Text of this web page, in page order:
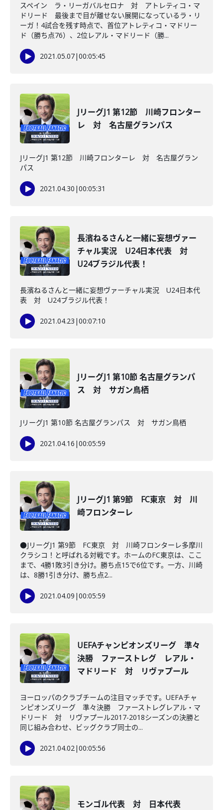
スペイン ラ・リーガバルセロナ 対 アトレティコ・マ
ドリード 最後まで目が離せない展開になっているラ・リ
ーガ！4試合を残す時点で、首位アトレティコ・マドリー
ド（勝ち点76）、2位レアル・マドリード（勝...
2021.05.07|00:05:45
JリーグJ1 第12節 川崎フロンター
レ 対 名古屋グランパス
JリーグJ1 第12節 川崎フロンターレ 対 名古屋グラン
パス
2021.04.30 |00:05:31
長濱ねるさんと一緒に妄想ヴァー
チャル実況 U24日本代表 対
U24ブラジル代表！
長濱ねるさんと一緒に妄想ヴァーチャル実況 U24日本代
表 対 U24ブラジル代表！
2021.04.23 |00:07:10
JリーグJ1 第10節 名古屋グランパ
ス 対 サガン鳥栖
JリーグJ1 第10節 名古屋グランパス 対 サガン鳥栖
2021.04.16 |00:05:59
JリーグJ1 第9節 FC東京 対 川
崎フロンターレ
●JリーグJ1 第9節 FC東京 対 川崎フロンターレ多摩川
クラシコ！と呼ばれる対戦です。ホームのFC東京は、ここ
まで、4勝1敗3引き分け。勝ち点15で6位です。一方、川崎
は、8勝1引き分け、勝ち点2...
2021.04.09 |00:05:59
UEFAチャンピオンズリーグ 準々
決勝 ファーストレグ レアル・
マドリード 対 リヴァプール
ヨーロッパのクラブチームの注目マッチです。UEFAチャ
ンピオンズリーグ 準々決勝 ファーストレグレアル・マ
ドリード 対 リヴァプール2017-2018シーズンの決勝と
同じ組み合わせ、ビッグクラブ同士の...
2021.04.02|00:05:56
モンゴル代表 対 日本代表